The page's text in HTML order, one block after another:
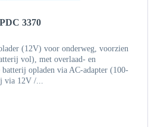
3370
(12V) voor onderweg, voorzien
vol), met overlaad- en
opladen via AC-adapter (100-
via 12V /...